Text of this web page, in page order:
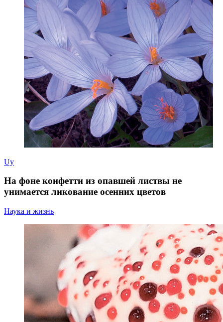
Uy
На фоне конфетти из опавшей листвы не
унимается ликование осенних цветов
Наука и жизнь